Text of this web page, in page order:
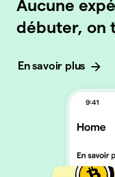
Aucune
débuter, on
En savoir plus